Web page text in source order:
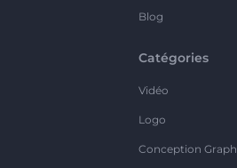
Blog
Catégories
Vidéo
Logo
Conception